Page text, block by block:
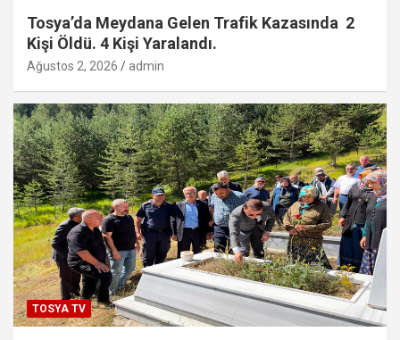
Tosya’da Meydana Gelen Trafik Kazasında 2
Kişi Öldü. 4 Kişi Yaralandı.
Ağustos 2, 2026 admin
TOSYA TV